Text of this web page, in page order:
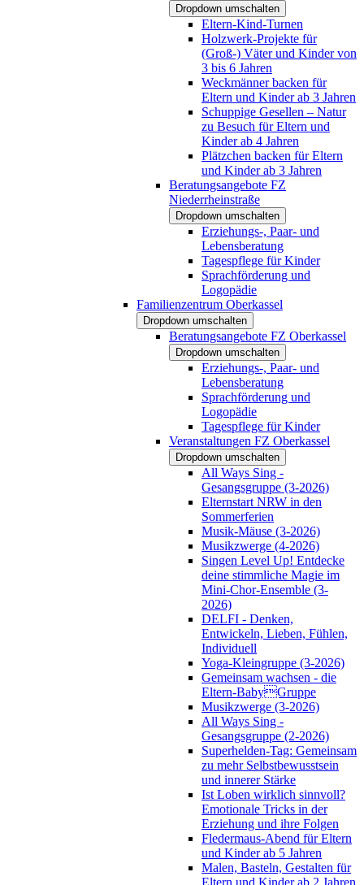
Dropdown umschalten
Eltern-Kind-Turnen
Holzwerk-Projekte für
(Groß-) Väter und Kinder von
3 bis 6 Jahren
Weckmänner backen für
Eltern und Kinder ab 3 Jahren
Schuppige Gesellen – Natur
zu Besuch für Eltern und
Kinder ab 4 Jahren
Plätzchen backen für Eltern
und Kinder ab 3 Jahren
Beratungsangebote FZ
Niederrheinstraße
Dropdown umschalten
Erziehungs-, Paar- und
Lebensberatung
Tagespflege für Kinder
Sprachförderung und
Logopädie
Familienzentrum Oberkassel
Dropdown umschalten
Beratungsangebote FZ Oberkassel
Dropdown umschalten
Erziehungs-, Paar- und
Lebensberatung
Sprachförderung und
Logopädie
Tagespflege für Kinder
Veranstaltungen FZ Oberkassel
Dropdown umschalten
All Ways Sing -
Gesangsgruppe (3-2026)
Elternstart NRW in den
Sommerferien
Musik-Mäuse (3-2026)
Musikzwerge (4-2026)
Singen Level Up! Entdecke
deine stimmliche Magie im
Mini-Chor-Ensemble (3-
2026)
DELFI - Denken,
Entwickeln, Lieben, Fühlen,
Individuell
Yoga-Kleingruppe (3-2026)
Gemeinsam wachsen - die
Eltern-BabyGruppe
Musikzwerge (3-2026)
All Ways Sing -
Gesangsgruppe (2-2026)
Superhelden-Tag: Gemeinsam
zu mehr Selbstbewusstsein
und innerer Stärke
Ist Loben wirklich sinnvoll?
Emotionale Tricks in der
Erziehung und ihre Folgen
Fledermaus-Abend für Eltern
und Kinder ab 5 Jahren
Malen, Basteln, Gestalten für
Eltern und Kinder ab 2 Jahren